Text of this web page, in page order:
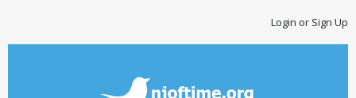
Login or Sign Up